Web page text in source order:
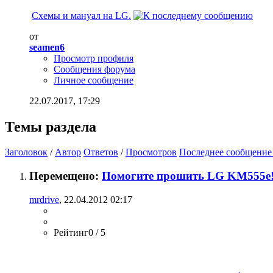
Схемы и мануал на LG.
от
seamen6
Просмотр профиля
Сообщения форума
Личное сообщение
22.07.2017, 17:29
Темы раздела
Заголовок /Автор Ответов /Просмотров Последнее сообщение
Перемещено: Помогите прошить LG
mrdrive, 22.04.2012 02:17
Рейтинг0 / 5